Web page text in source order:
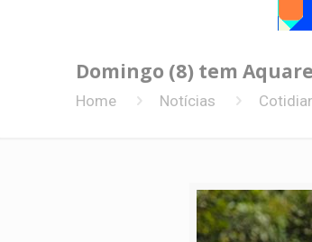
Domingo (8) tem
Home Notícias